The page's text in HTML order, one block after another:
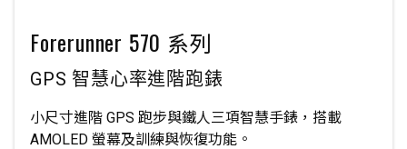
Forerunner 570 系列
GPS 智慧心率進階跑錶
小尺寸進階 GPS 跑步與鐵人三項智慧手錶，搭載
AMOLED 螢幕及訓練與恢復功能。